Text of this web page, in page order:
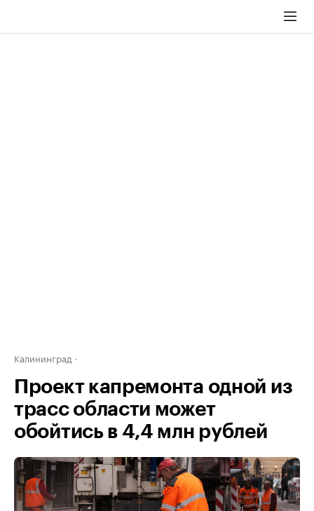
Калининград
Проект капремонта одной из
трасс области может
обойтись в 4,4 млн рублей